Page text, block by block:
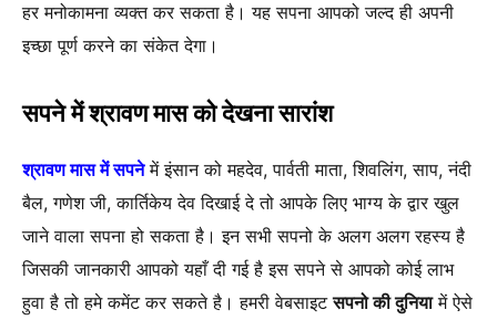
हर मनोकामना व्यक्त कर सकता है। यह सपना आपको जल्द ही अपनी
इच्छा पूर्ण करने का संकेत देगा।
सपने में श्रावण मास को देखनासारांश
श्रावण मास में सपनेमें इंसान को महदेव, पार्वती माता, शिवलिंग, साप, नंदी
बैल, गणेश जी, कार्तिकेय देव दिखाई दे तो आपके लिए भाग्य के द्वार खुल
जाने वाला सपना हो सकता है। इन सभी सपनो के अलग अलग रहस्य है
जिसकी जानकारी आपको यहाँ दी गई है इस सपने से आपको कोई लाभ
हुवा है तो हमे कमेंट कर सकते है। हमरी वेबसाइटसपनो की दुनियामें ऐसे